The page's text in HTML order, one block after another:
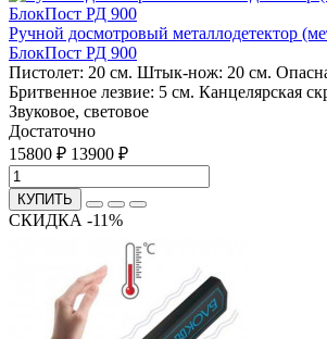
Ручной досмотровый металлодетектор
БлокПост РД 900
Пистолет: 20 см. Штык-нож: 20 см.
Бритвенное лезвие: 5 см. Канцелярская
Звуковое, световое
Достаточно
15800 ₽ 13900 ₽
КУПИТЬ
СКИДКА -11%